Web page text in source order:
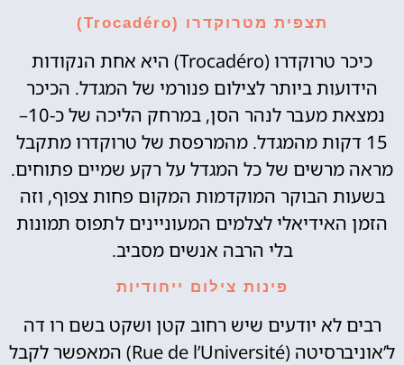
תצפית מטרוקדרו (Trocadéro)
כיכר טרוקדרו (Trocadéro) היא אחת הנקודות
הידועות ביותר לצילום פנורמי של המגדל. הכיכר
נמצאת מעבר לנהר הסן, במרחק הליכה של כ-10–
15 דקות מהמגדל. מהמרפסת של טרוקדרו מתקבל
מראה מרשים של כל המגדל על רקע שמיים פתוחים.
בשעות הבוקר המוקדמות המקום פחות צפוף, וזה
הזמן האידיאלי לצלמים המעוניינים לתפוס תמונות
בלי הרבה אנשים מסביב.
פינות צילום ייחודיות
רבים לא יודעים שיש רחוב קטן ושקט בשם רו דה
ל’אוניברסיטה (Rue de l’Université) המאפשר לקבל